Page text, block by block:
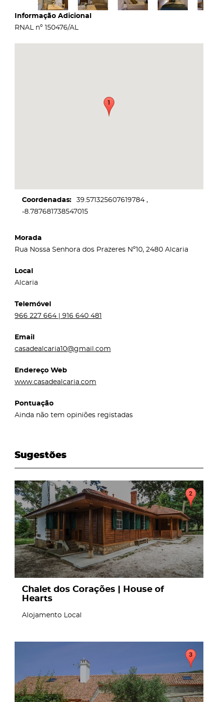
Informação Adicional
RNAL nº 150476/AL
Coordenadas
39.571325607619784
-8.787681738547015
Morada
Rua Nossa Senhora dos Prazeres Nº10, 2480 Alcaria
Local
Alcaria
Telemóvel
966 227 664 | 916 640 481
Email
casadealcaria10@gmail.com
Endereço Web
www.casadealcaria.com
Pontuação
Ainda não tem opiniões registadas
Sugestões
page
Chalet dos Corações | House of
Hearts
Alojamento Local